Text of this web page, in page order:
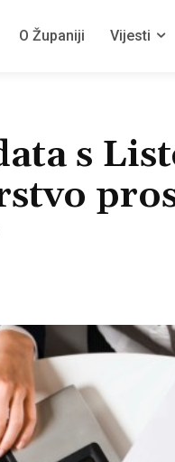
O Županiji Vijesti
s